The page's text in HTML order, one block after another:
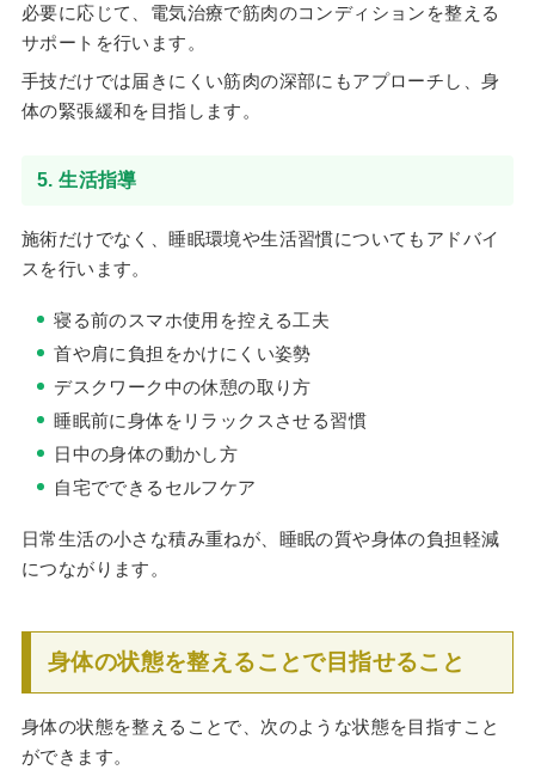
必要に応じて、電気治療で筋肉のコンディションを整える
サポートを行います。
手技だけでは届きにくい筋肉の深部にもアプローチし、身
体の緊張緩和を目指します。
5. 生活指導
施術だけでなく、睡眠環境や生活習慣についてもアドバイ
スを行います。
寝る前のスマホ使用を控える工夫
首や肩に負担をかけにくい姿勢
デスクワーク中の休憩の取り方
睡眠前に身体をリラックスさせる習慣
日中の身体の動かし方
自宅でできるセルフケア
日常生活の小さな積み重ねが、睡眠の質や身体の負担軽減
につながります。
身体の状態を整えることで目指せること
身体の状態を整えることで、次のような状態を目指すこと
ができます。